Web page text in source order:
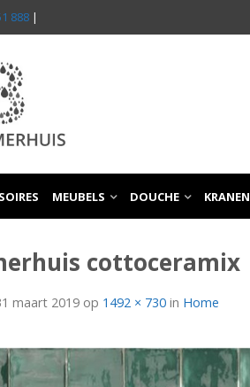
888 |
MEUBELS DOUCHE KRANEN
cottoceramix
maart 2019 op 1492 × 730 in Home